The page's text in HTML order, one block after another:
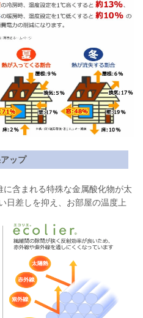
ップ
含まれる特殊な金属酸化物が太
日差しを抑え、お部屋の温度上